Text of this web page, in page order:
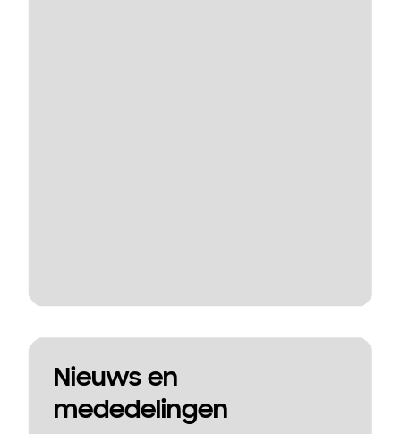
Nieuws en
mededelingen